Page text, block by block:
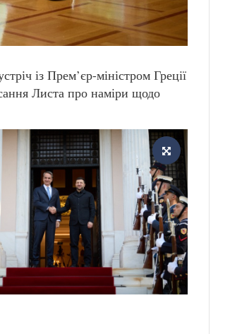
із Прем’єр-міністром Греції
Листа про наміри щодо